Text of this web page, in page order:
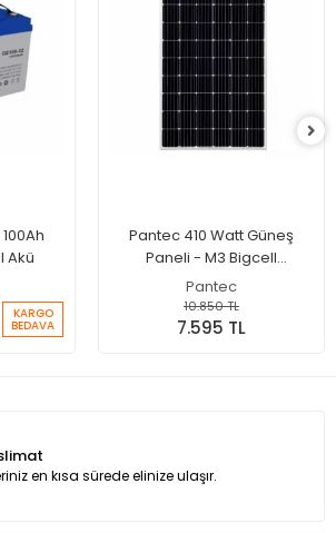
Akü
KARGO
BEDAVA
Pantec 410 Watt Güneş
Paneli - M3 Bigcell
Monokristal Solar Panel
Pantec
10.850 TL
7.595 TL
en kısa sürede elinize ulaşır.